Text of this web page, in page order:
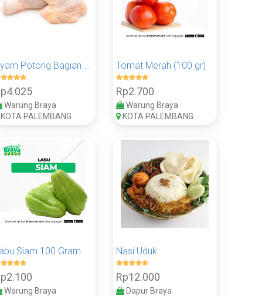
Warung Braya
KOTA PALEMBANG
Tomat Merah (100 gr)
Rp2.700
Warung Braya
KOTA PALEMBANG
Siam 100 Gram
Warung Braya
Nasi Uduk
Rp12.000
Dapur Braya